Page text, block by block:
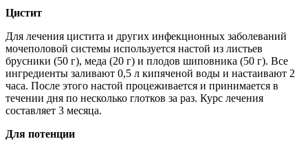
Цистит
Для лечения цистита и других инфекционных заболеваний
мочеполовой системы используется настой из листьев
брусники (50 г), меда (20 г) и плодов шиповника (50 г). Все
ингредиенты заливают 0,5 л кипяченой воды и настаивают 2
часа. После этого настой процеживается и принимается в
течении дня по несколько глотков за раз. Курс лечения
составляет 3 месяца.
Для потенции